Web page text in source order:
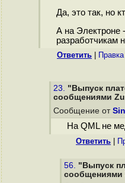
Да, это так, но
А на Электроне
разработчикам
Ответить Правка
23. "Выпуск
сообщениями
Сообщение от
На QML не
Ответить
56. "Выпуск
сообщениями